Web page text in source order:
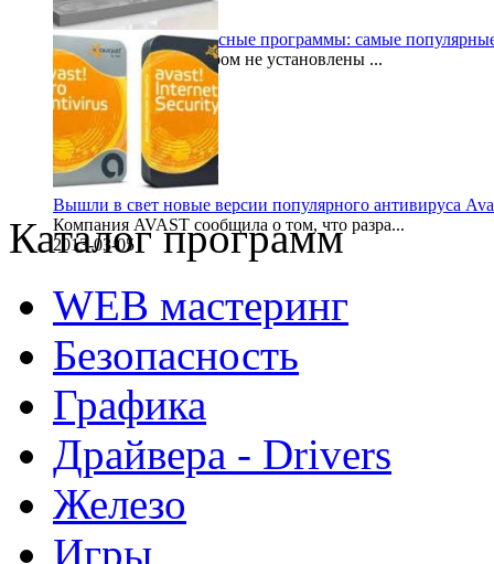
Бесплатные антивирусные программы: самые
Компьютер, на котором не установлены ...
2014-08-06
Вышли в свет новые версии популярного антивируса
Компания AVAST сообщила о том, что разра...
2013-03-05
Каталог программ
WEB мастеринг
Безопасность
Графика
Драйвера - Drivers
Железо
Игры